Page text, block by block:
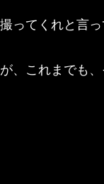
ってくれと言
、これまでも